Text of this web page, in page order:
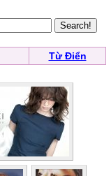
Từ Điển